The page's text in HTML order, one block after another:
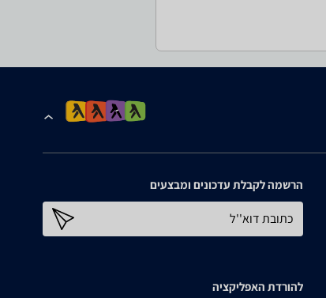
הרשמה לקבלת עדכונים ומבצעים
כתובת דוא''ל
להורדת האפליקציה